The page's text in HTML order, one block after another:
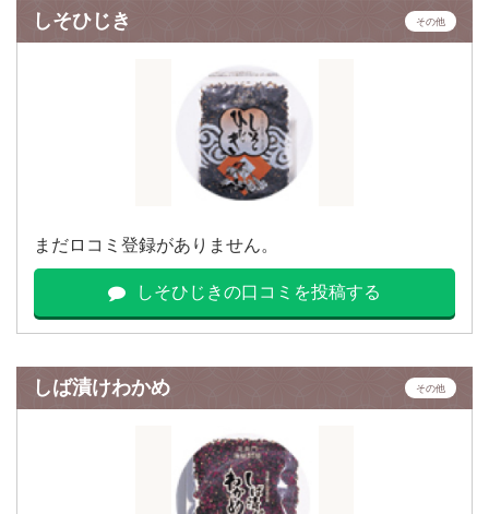
しそひじき その他
まだロコミ登録がありません。
しそひじきの口コミを投稿する
しば漬けわかめ その他